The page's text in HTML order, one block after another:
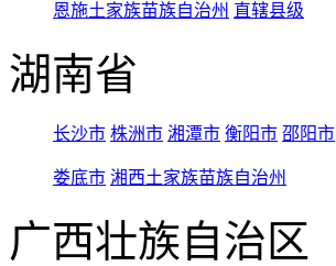
恩施土家族苗族自治州 直辖县级
湖南省
长沙市 株洲市 湘潭市 衡阳市 邵阳市
娄底市 湘西土家族苗族自治州
广西壮族自治区